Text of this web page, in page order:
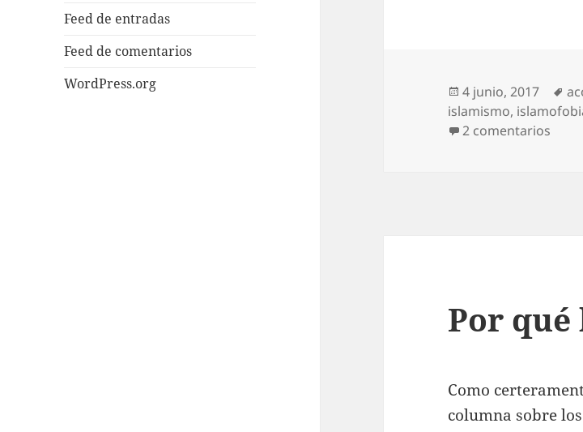
Feed de entradas
Feed de comentarios
WordPress.org
Publicado
el
4 junio, 2017
islamismo,
2 comentarios
Por qué
Como
columna sobre